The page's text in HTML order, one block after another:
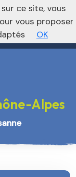
Vers le site national
Alpes
ce site, vous
vous proposer
OK